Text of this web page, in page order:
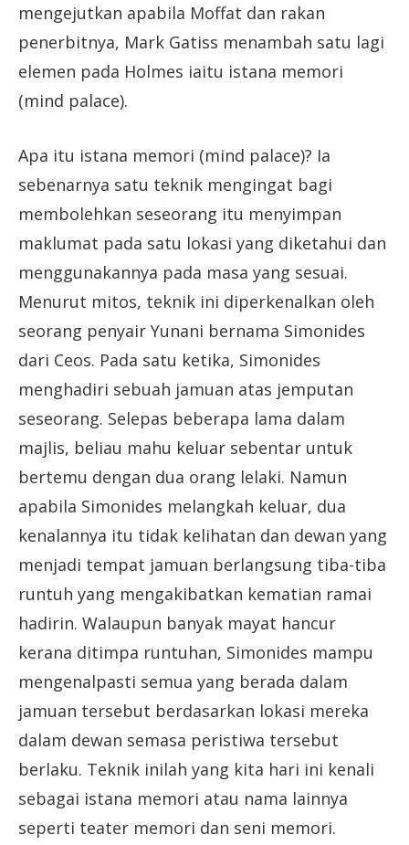
mengejutkan apabila Moffat dan rakan
penerbitnya, Mark Gatiss menambah satu lagi
elemen pada Holmes iaitu istana memori
(mind palace).
Apa itu istana memori (mind palace)? Ia
sebenarnya satu teknik mengingat bagi
membolehkan seseorang itu menyimpan
maklumat pada satu lokasi yang diketahui dan
menggunakannya pada masa yang sesuai.
Menurut mitos, teknik ini diperkenalkan oleh
seorang penyair Yunani bernama Simonides
dari Ceos. Pada satu ketika, Simonides
menghadiri sebuah jamuan atas jemputan
seseorang. Selepas beberapa lama dalam
majlis, beliau mahu keluar sebentar untuk
bertemu dengan dua orang lelaki. Namun
apabila Simonides melangkah keluar, dua
kenalannya itu tidak kelihatan dan dewan yang
menjadi tempat jamuan berlangsung tiba-tiba
runtuh yang mengakibatkan kematian ramai
hadirin. Walaupun banyak mayat hancur
kerana ditimpa runtuhan, Simonides mampu
mengenalpasti semua yang berada dalam
jamuan tersebut berdasarkan lokasi mereka
dalam dewan semasa peristiwa tersebut
berlaku. Teknik inilah yang kita hari ini kenali
sebagai istana memori atau nama lainnya
seperti teater memori dan seni memori.